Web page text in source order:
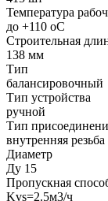
Температура
до +110 oC
Строительная
138 мм
Тип
балансировочный
Тип устройства
ручной
Тип
внутренняя резьба
Диаметр
Ду 15
Пропускная
Kvs=2.5м3/ч